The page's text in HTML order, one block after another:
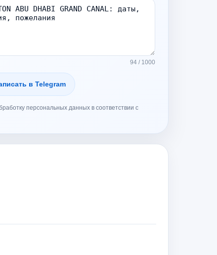
94 / 1000
в Telegram
персональных данных в соответствии с